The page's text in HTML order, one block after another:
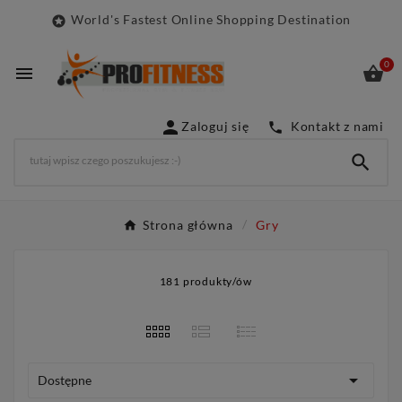
 World's Fastest Online Shopping Destination
 0
 Zaloguj się  Kontakt z nami

Strona główna Gry
181 produkty/ów
Dostępne 